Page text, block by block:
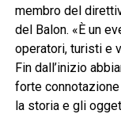
membro del
del Balon. «È un
operatori, turisti e
Fin dall’inizio
forte
la storia e gli